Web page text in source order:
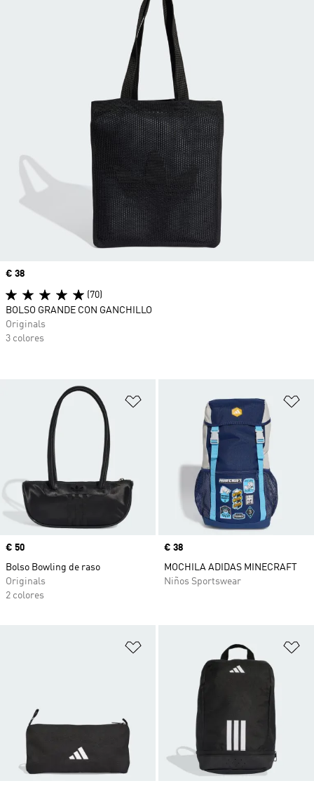
Añadir a la lista de deseos
Precio
€ 50
Bolso Bowling de raso
Originals
2 colores
Precio
€ 38
MOCHILA ADIDAS MINECRAFT
Niños Sportswear
Añadir a la lista de deseos
Precio
€ 38
(70)
BOLSO GRANDE CON GANCHILLO
Originals
3 colores